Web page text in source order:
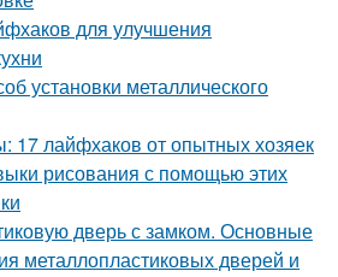
для улучшения
установки металлического
17 лайфхаков от опытных хозяек
рисования с помощью этих
дверь с замком. Основные
металлопластиковых дверей и